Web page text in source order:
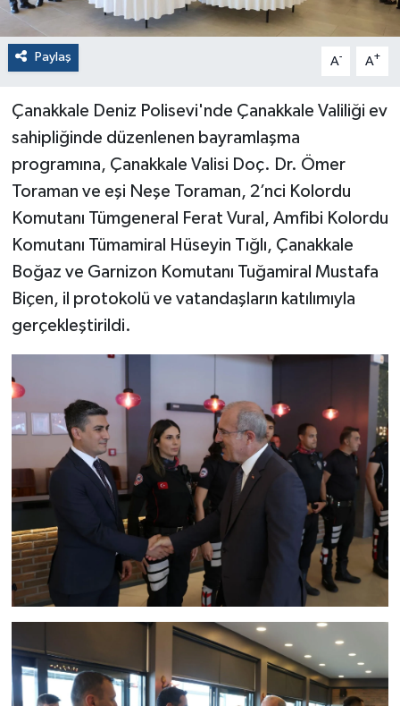
Paylaş A- A+
Çanakkale Deniz Polisevi'nde Çanakkale Valiliği ev
sahipliğinde düzenlenen bayramlaşma
programına, Çanakkale Valisi Doç. Dr. Ömer
Toraman ve eşi Neşe Toraman, 2’nci Kolordu
Komutanı Tümgeneral Ferat Vural, Amfibi Kolordu
Komutanı Tümamiral Hüseyin Tığlı, Çanakkale
Boğaz ve Garnizon Komutanı Tuğamiral Mustafa
Biçen, il protokolü ve vatandaşların katılımıyla
gerçekleştirildi.